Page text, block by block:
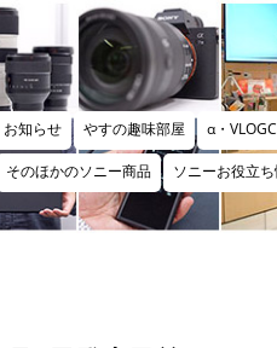
知らせ やすの趣味部屋 α・
そのほかのソニー商品 ソニーお役立